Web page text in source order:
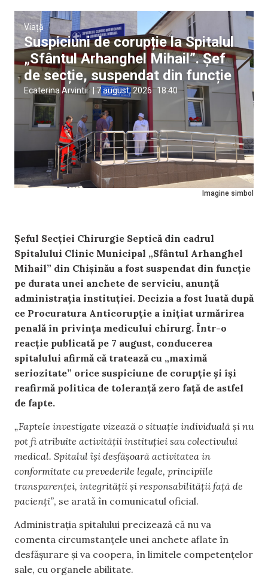
Imagine simbol
Viață
Suspiciuni de corupție la Spitalul
„Sfântul Arhanghel Mihail”. Șef
de secție, suspendat din funcție
Ecaterina Arvintii | 7 august, 2026 18:40
Șeful Secției Chirurgie Septică din cadrul
Spitalului Clinic Municipal „Sfântul Arhanghel
Mihail” din Chișinău a fost suspendat din funcție
pe durata unei anchete de serviciu, anunță
administrația instituției. Decizia a fost luată după
ce Procuratura Anticorupție a inițiat urmărirea
penală în privința medicului chirurg. Într-o
reacție publicată pe 7 august, conducerea
spitalului afirmă că tratează cu „maximă
seriozitate” orice suspiciune de corupție și își
reafirmă politica de toleranță zero față de astfel
de fapte.
„Faptele investigate vizează o situație individuală și nu
pot fi atribuite activității instituției sau colectivului
medical. Spitalul își desfășoară activitatea in
conformitate cu prevederile legale, principiile
transparenței, integrității și responsabilității față de
pacienți”, se arată în comunicatul oficial.
Administrația spitalului precizează că nu va
comenta circumstanțele unei anchete aflate în
desfășurare și va coopera, în limitele competențelor
sale, cu organele abilitate.